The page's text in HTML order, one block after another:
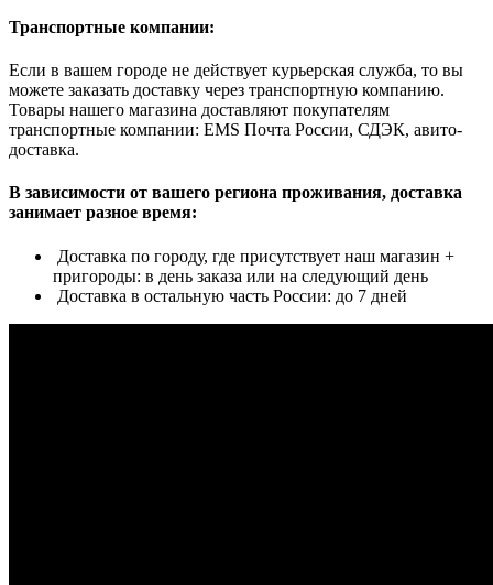
Транспортные компании:
Если в вашем городе не действует курьерская служба, то вы
можете заказать доставку через транспортную компанию.
Товары нашего магазина доставляют покупателям
транспортные компании: EMS Почта России, СДЭК, авито-
доставка.
В зависимости от вашего региона проживания, доставка
занимает разное время:
Доставка по городу, где присутствует наш магазин +
пригороды: в день заказа или на следующий день
Доставка в остальную часть России: до 7 дней